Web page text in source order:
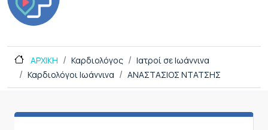
ΑΡΧΙΚΗ Καρδιολόγος
Ιατροί σε Ιωάννινα
Καρδιολόγοι Ιωάννινα
ΑΝΑΣΤΑΣΙΟΣ ΝΤΑΤΣΗΣ